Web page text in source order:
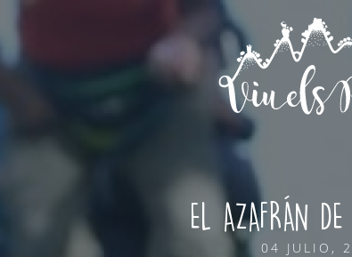
EL AZAFRÁN DE
04 JULIO,